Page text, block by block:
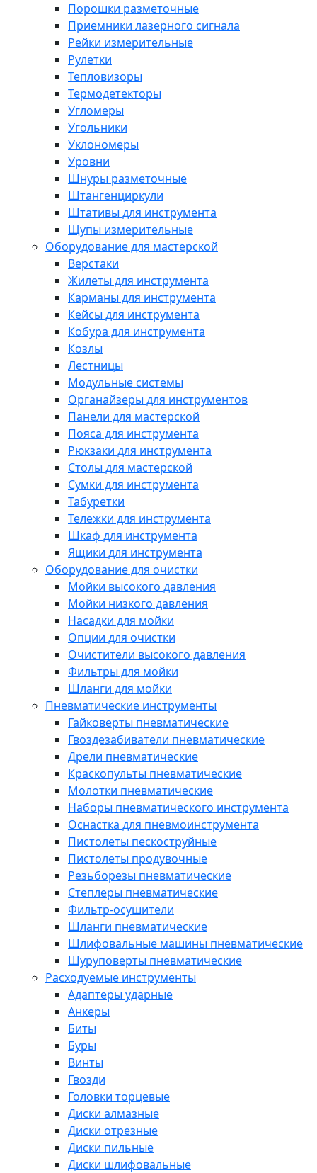
Порошки разметочные
Приемники лазерного сигнала
Рейки измерительные
Рулетки
Тепловизоры
Термодетекторы
Угломеры
Угольники
Уклономеры
Уровни
Шнуры разметочные
Штангенциркули
Штативы для инструмента
Щупы измерительные
Оборудование для мастерской
Верстаки
Жилеты для инструмента
Карманы для инструмента
Кейсы для инструмента
Кобура для инструмента
Козлы
Лестницы
Модульные системы
Органайзеры для инструментов
Панели для мастерской
Пояса для инструмента
Рюкзаки для инструмента
Столы для мастерской
Сумки для инструмента
Табуретки
Тележки для инструмента
Шкаф для инструмента
Ящики для инструмента
Оборудование для очистки
Мойки высокого давления
Мойки низкого давления
Насадки для мойки
Опции для очистки
Очистители высокого давления
Фильтры для мойки
Шланги для мойки
Пневматические инструменты
Гайковерты пневматические
Гвоздезабиватели пневматические
Дрели пневматические
Краскопульты пневматические
Молотки пневматические
Наборы пневматического инструмента
Оснастка для пневмоинструмента
Пистолеты пескоструйные
Пистолеты продувочные
Резьборезы пневматические
Степлеры пневматические
Фильтр-осушители
Шланги пневматические
Шлифовальные машины пневматические
Шуруповерты пневматические
Расходуемые инструменты
Адаптеры ударные
Анкеры
Биты
Буры
Винты
Гвозди
Головки торцевые
Диски алмазные
Диски отрезные
Диски пильные
Диски шлифовальные